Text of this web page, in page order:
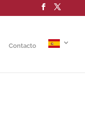
Contacto